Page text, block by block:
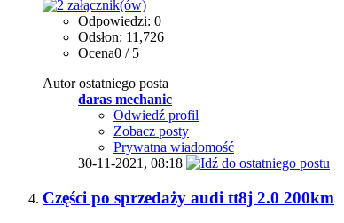
Odpowiedzi: 0
Odsłon: 11,726
Ocena0 / 5
Autor ostatniego posta
daras mechanic
Odwiedź profil
Zobacz posty
Prywatna wiadomość
30-11-2021, 08:18
Części po sprzedaży audi tt8j 2.0 200km